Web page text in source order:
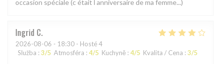
occasion spéciale (c était l anniversaire de ma femme...)
Ingrid C
2026-08-06 - 18:30 - Hosté 4
Služba : 3/5 Atmosféra : 4/5 Kuchyně : 4/5 Kvalita / Cena : 3/5